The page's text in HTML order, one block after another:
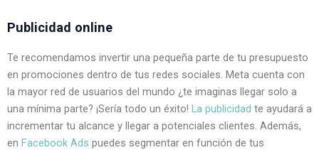
Publicidad online
Te recomendamos invertir una pequeña parte de tu presupuesto
en promociones dentro de tus redes sociales. Meta cuenta con
la mayor red de usuarios del mundo ¿te imaginas llegar solo a
una mínima parte? ¡Sería todo un éxito! La publicidad te ayudará a
incrementar tu alcance y llegar a potenciales clientes. Además,
en Facebook Ads puedes segmentar en función de tus